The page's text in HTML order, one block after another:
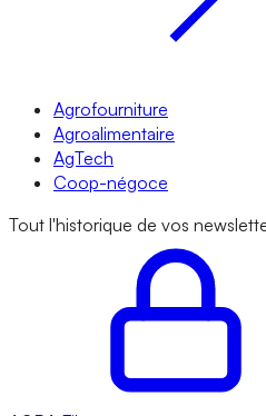
Agrofourniture
Agroalimentaire
AgTech
Coop-négoce
Tout l'historique de vos